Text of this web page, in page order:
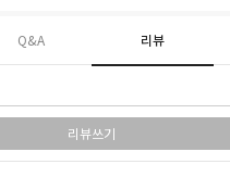
Q&A 리뷰
리뷰쓰기